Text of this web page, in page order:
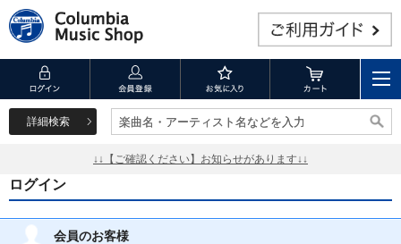
詳細検索 楽曲名・アーティスト名などを入力
楽曲名・アーティスト名などを入力
↓↓【ご確認ください】お知らせがあります↓↓
ログイン
会員のお客様